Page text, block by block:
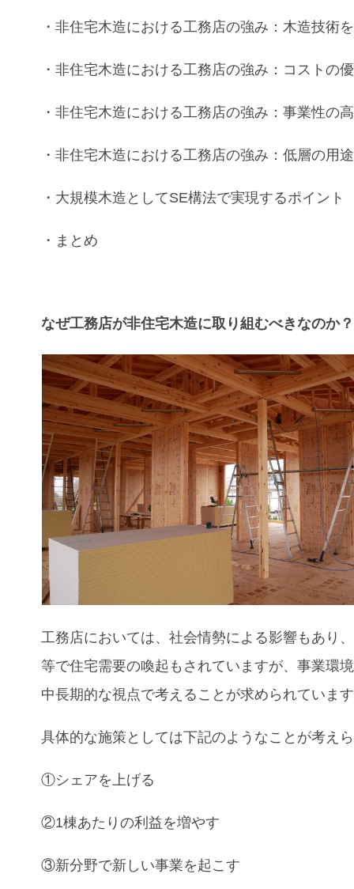
・非住宅木造における工務店の強み：木造技術
・非住宅木造における工務店の強み： コストの
・非住宅木造における工務店の強み：事業性の
・非住宅木造における工務店の強み：低層の用途
・ 大規模木造 としてSE構法で実現するポイント
・まとめ
なぜ工務店が非住宅木造に取り組むべきなのか？
工務店においては、社会情勢による影響もあり
等で住宅需要の喚起もされていますが、事業環
中長期的な視点で考えることが求められていま
具体的な施策としては下記のようなことが考え
①シェアを上げる
②1棟あたりの利益を増やす
③新分野で新しい事業を起こす